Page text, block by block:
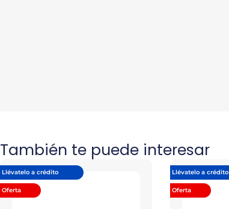
También te puede interesar
Llévatelo a crédito
Oferta
Llévatelo a crédito
Oferta